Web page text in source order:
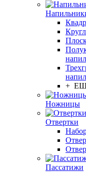
+
Ножницы
Отвертки
Пассатижи